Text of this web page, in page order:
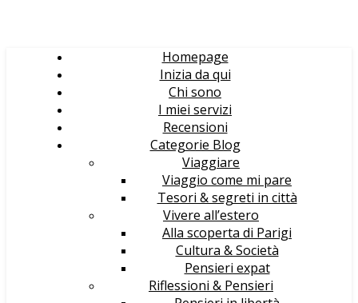
Homepage
Inizia da qui
Chi sono
I miei servizi
Recensioni
Categorie Blog
Viaggiare
Viaggio come mi pare
Tesori & segreti in città
Vivere all’estero
Alla scoperta di Parigi
Cultura & Società
Pensieri expat
Riflessioni & Pensieri